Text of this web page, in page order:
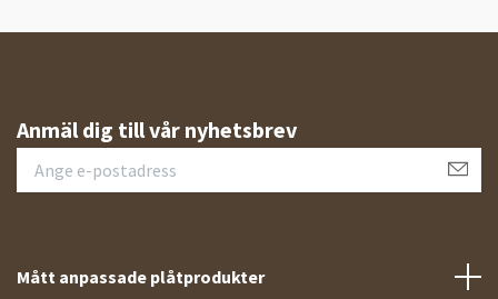
Anmäl dig till vår nyhetsbrev
Mått anpassade plåtprodukter